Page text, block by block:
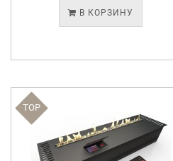
В КОРЗИНУ
TOP